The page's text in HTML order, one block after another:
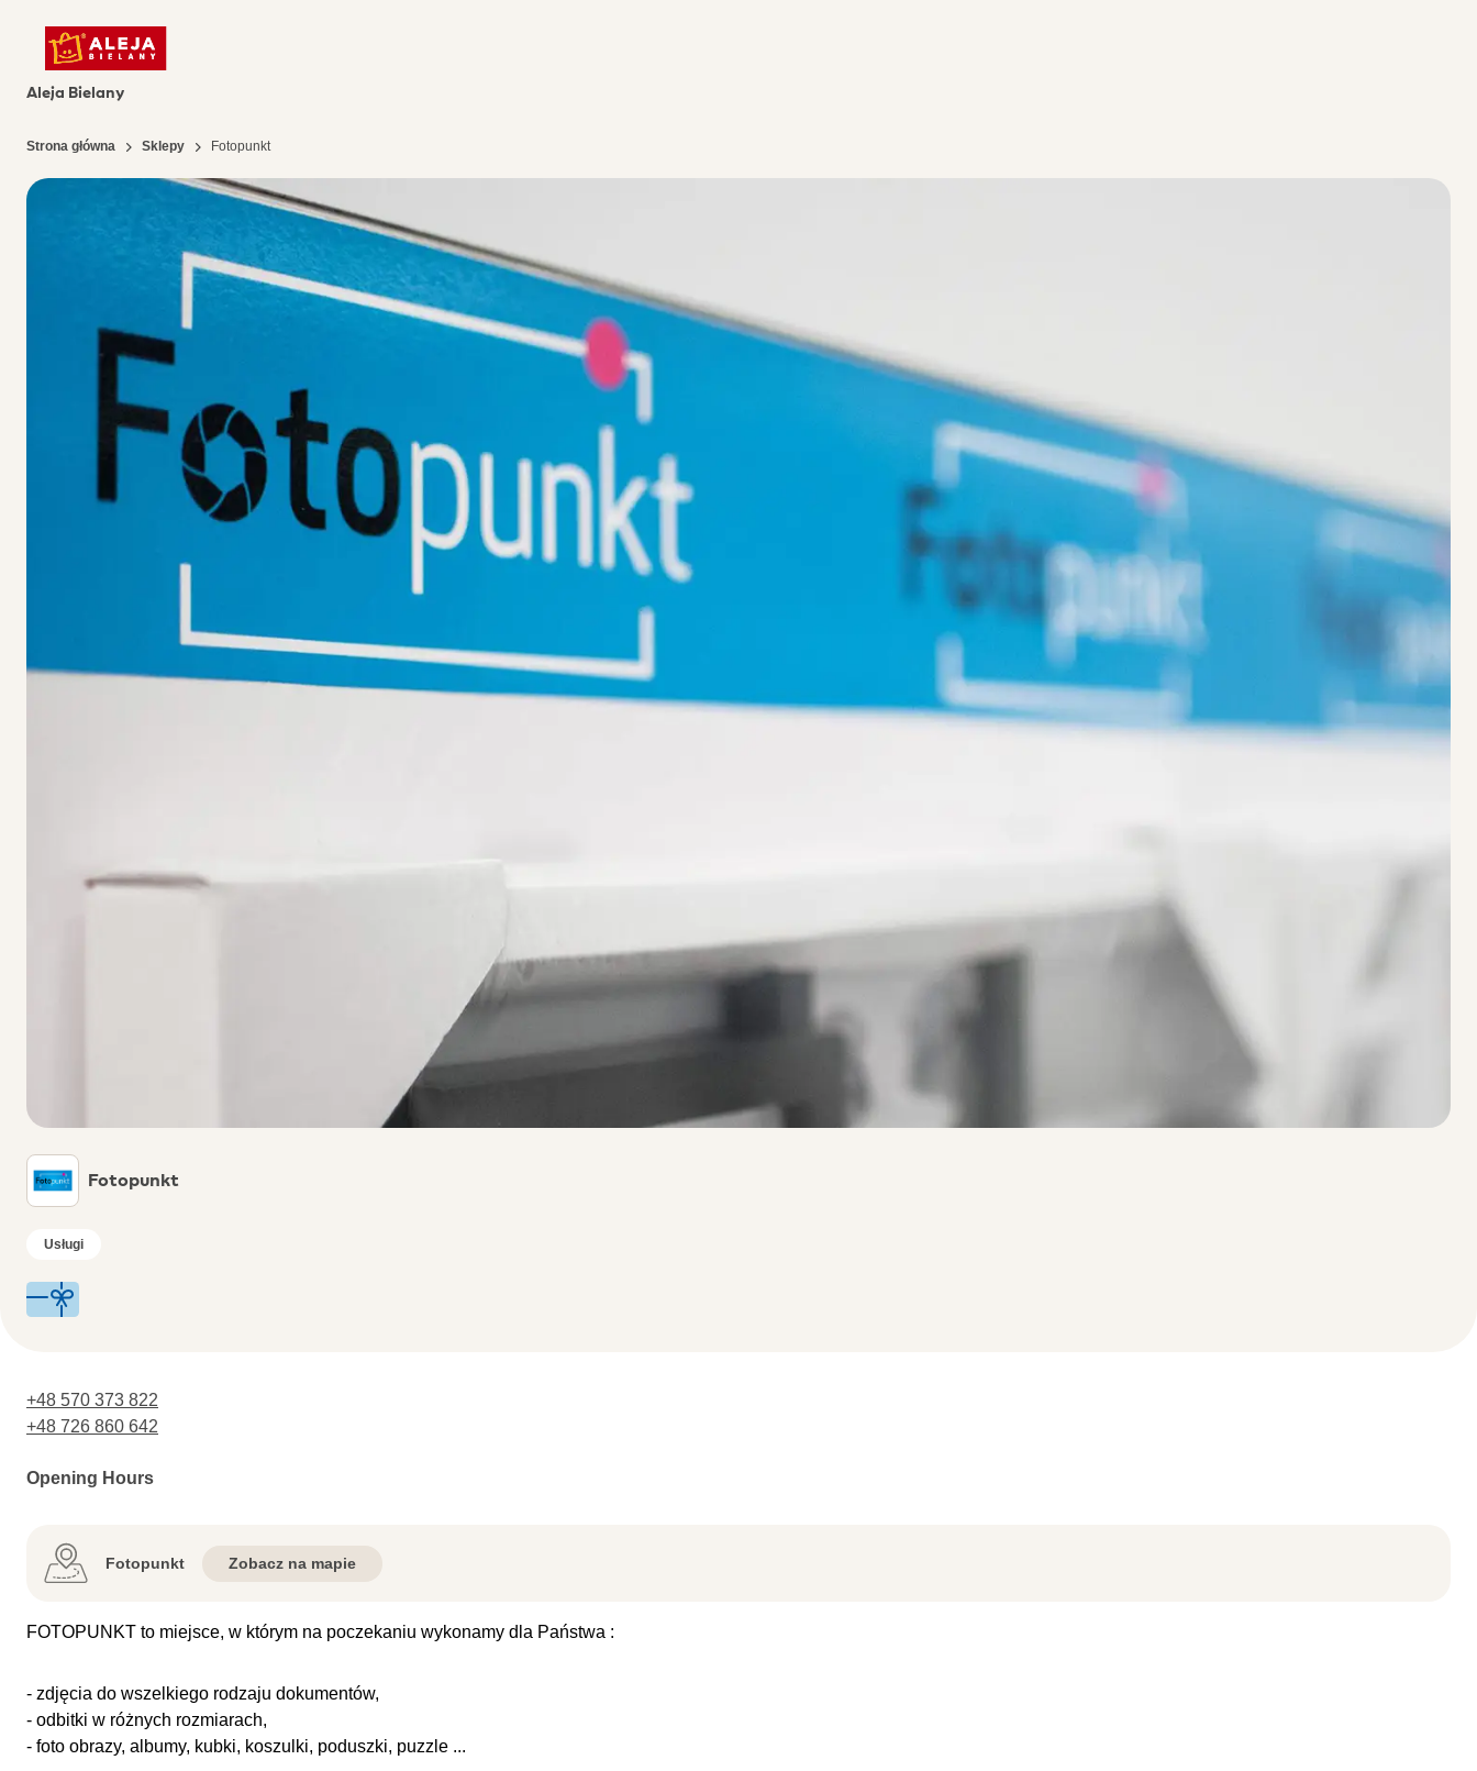
Aleja Bielany
Strona główna Sklepy Fotopunkt
Fotopunkt
Usługi
+48 570 373 822
+48 726 860 642
Opening Hours
Fotopunkt Zobacz na mapie
FOTOPUNKT to miejsce, w którym na poczekaniu wykonamy dla Państwa :
- zdjęcia do wszelkiego rodzaju dokumentów,
- odbitki w różnych rozmiarach,
- foto obrazy, albumy, kubki, koszulki, poduszki, puzzle ...